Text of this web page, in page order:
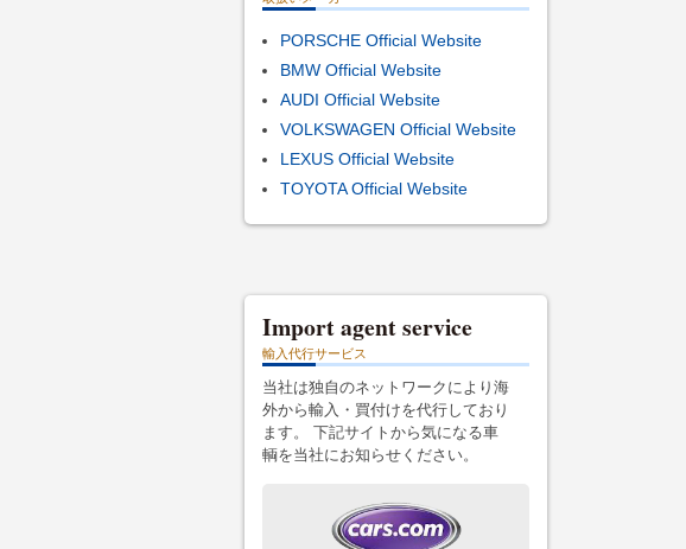
PORSCHE Official Website
BMW Official Website
AUDI Official Website
VOLKSWAGEN Official Website
LEXUS Official Website
TOYOTA Official Website
Import agent service
輸入代行サービス
当社は独自のネットワークにより海
外から輸入・買付けを代行しており
ます。 下記サイトから気になる車
輌を当社にお知らせください。